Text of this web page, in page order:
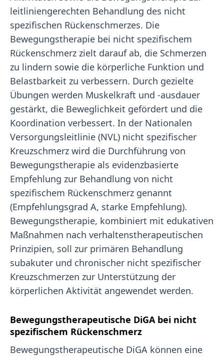
leitliniengerechten Behandlung des nicht
spezifischen Rückenschmerzes. Die
Bewegungstherapie bei nicht spezifischem
Rückenschmerz zielt darauf ab, die Schmerzen
zu lindern sowie die körperliche Funktion und
Belastbarkeit zu verbessern. Durch gezielte
Übungen werden Muskelkraft und -ausdauer
gestärkt, die Beweglichkeit gefördert und die
Koordination verbessert. In der Nationalen
Versorgungsleitlinie (NVL) nicht spezifischer
Kreuzschmerz wird die Durchführung von
Bewegungstherapie als evidenzbasierte
Empfehlung zur Behandlung von nicht
spezifischem Rückenschmerz genannt
(Empfehlungsgrad A, starke Empfehlung).
Bewegungstherapie, kombiniert mit edukativen
Maßnahmen nach verhaltenstherapeutischen
Prinzipien, soll zur primären Behandlung
subakuter und chronischer nicht spezifischer
Kreuzschmerzen zur Unterstützung der
körperlichen Aktivität angewendet werden.
Bewegungstherapeutische DiGA bei nicht
spezifischem Rückenschmerz
Bewegungstherapeutische DiGA können eine